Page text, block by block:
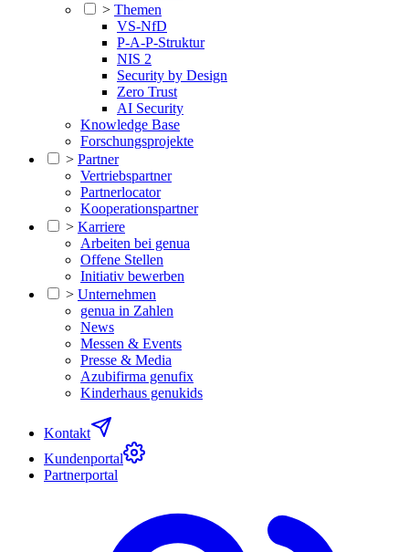
> Themen
VS-NfD
P-A-P-Struktur
NIS 2
Security by Design
Zero Trust
AI Security
Knowledge Base
Forschungsprojekte
> Partner
Vertriebspartner
Partnerlocator
Kooperationspartner
> Karriere
Arbeiten bei genua
Offene Stellen
Initiativ bewerben
> Unternehmen
genua in Zahlen
News
Messen & Events
Presse & Media
Azubifirma genufix
Kinderhaus genukids
Kontakt
Kundenportal
Partnerportal